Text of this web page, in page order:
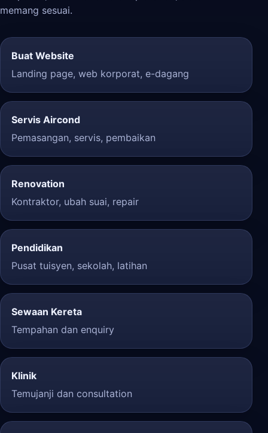
memang sesuai.
Buat Website
Landing page, web korporat, e-dagang
Servis Aircond
Pemasangan, servis, pembaikan
Renovation
Kontraktor, ubah suai, repair
Pendidikan
Pusat tuisyen, sekolah, latihan
Sewaan Kereta
Tempahan dan enquiry
Klinik
Temujanji dan consultation